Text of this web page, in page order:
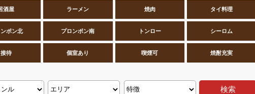
酒屋 ラーメン 焼肉 タイ料理
ポン北 プロンポン南 トンロー シーロム
接待 個室あり 喫煙可 焼酎充実
検索